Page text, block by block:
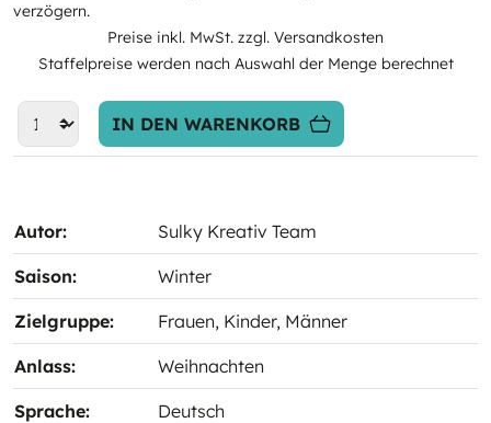
verzögern.
Preise inkl. MwSt. zzgl. Versandkosten
Staffelpreise werden nach Auswahl der Menge berechnet
IN DEN WARENKORB
Autor: Sulky Kreativ Team
Saison: Winter
Zielgruppe: Frauen, Kinder, Männer
Anlass: Weihnachten
Sprache: Deutsch